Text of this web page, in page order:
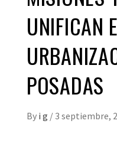
UNIFICAN
POSADAS
By i g / 3 septiembre,